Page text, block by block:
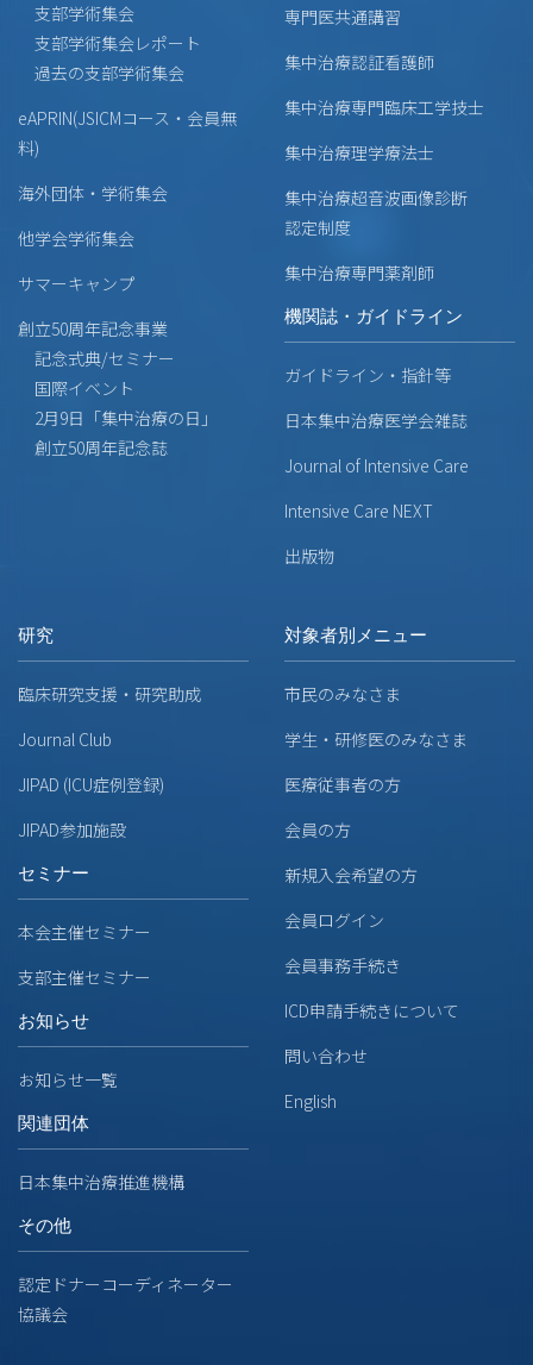
支部学術集会
支部学術集会レポート
過去の支部学術集会
eAPRIN(JSICMコース・会員無
料)
海外団体・学術集会
他学会学術集会
サマーキャンプ
創立50周年記念事業
記念式典/セミナー
国際イベント
2月9日「集中治療の日」
創立50周年記念誌
専門医共通講習
集中治療認証看護師
集中治療専門臨床工学技士
集中治療理学療法士
集中治療超音波画像診断
認定制度
集中治療専門薬剤師
機関誌・ガイドライン
ガイドライン・指針等
日本集中治療医学会雑誌
Journal of Intensive Care
Intensive Care NEXT
出版物
研究
臨床研究支援・研究助成
Journal Club
JIPAD (ICU症例登録)
JIPAD参加施設
セミナー
本会主催セミナー
支部主催セミナー
お知らせ
お知らせ一覧
関連団体
日本集中治療推進機構
その他
認定ドナーコーディネーター
協議会
対象者別メニュー
市民のみなさま
学生・研修医のみなさま
医療従事者の方
会員の方
新規入会希望の方
会員ログイン
会員事務手続き
ICD申請手続きについて
問い合わせ
English